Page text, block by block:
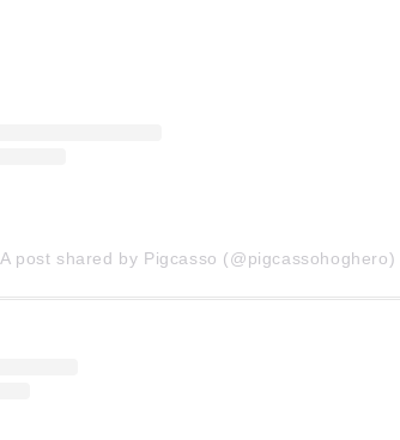
A post shared by Pigcasso (@pigcassohoghero)